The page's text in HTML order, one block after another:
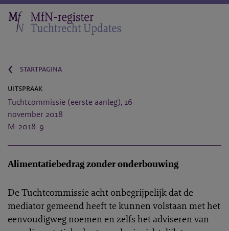
‹
startpagina
uitspraak
Tuchtcommissie (eerste aanleg), 16
november 2018
M-2018-9
Alimentatiebedrag zonder onderbouwing
De Tuchtcommissie acht onbegrijpelijk dat de
mediator gemeend heeft te kunnen volstaan met het
eenvoudigweg noemen en zelfs het adviseren van